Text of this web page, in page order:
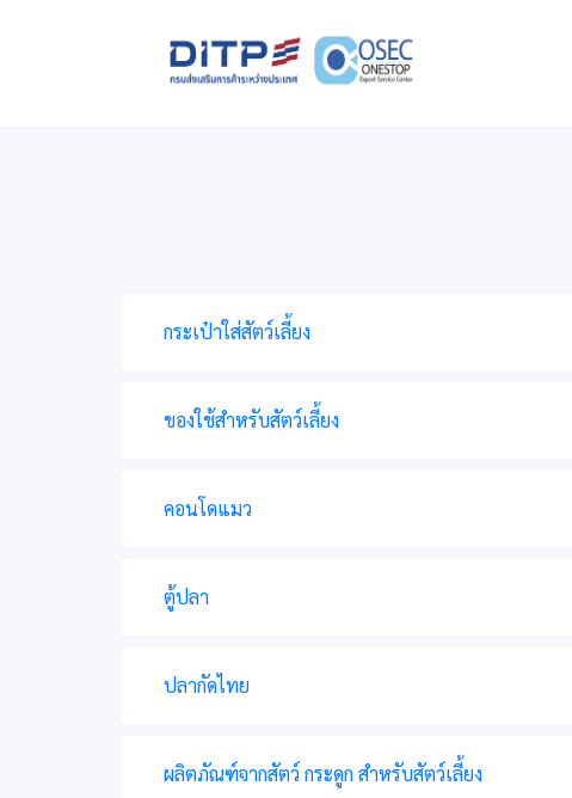
กระเป๋าใส่สัตว์เลี้ยง
ของใช้สำหรับสัตว์เลี้ยง
คอนโดแมว
ตู้ปลา
ปลากัดไทย
ผลิตภัณฑ์จากสัตว์ กระดูก สำหรับสัตว์เลี้ยง